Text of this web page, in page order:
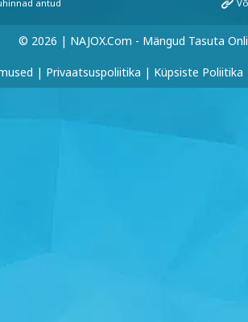
© 2026 | NAJOX.com - Mängud Tasuta
| Privaatsuspoliitika | Küpsiste Poliitika